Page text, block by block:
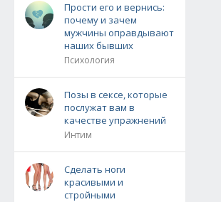
Прости его и вернись:
почему и зачем
мужчины оправдывают
наших бывших
Психология
Позы в сексе, которые
послужат вам в
качестве упражнений
Интим
Сделать ноги
красивыми и
стройными